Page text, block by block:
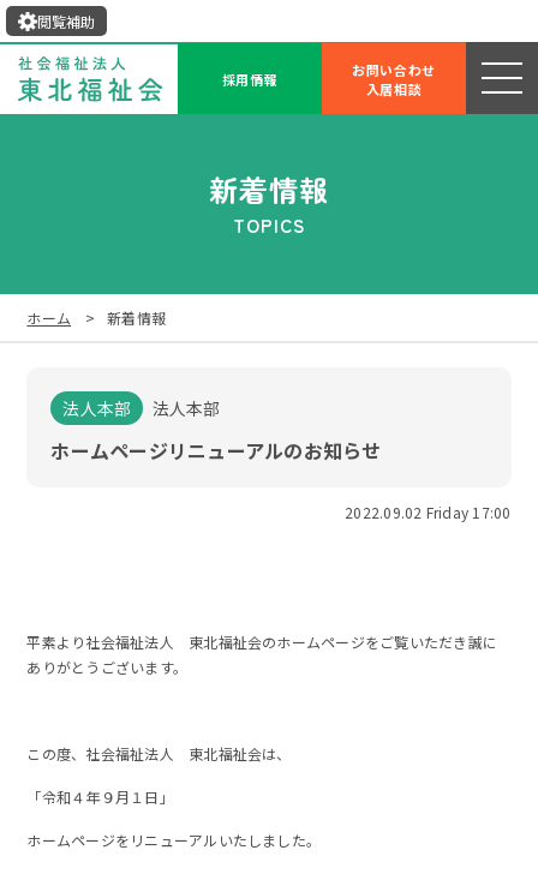
閲覧補助
採用情報
お問い合わせ
入居相談
新着情報
TOPICS
ホーム 新着情報
法人本部 法人本部
ホームページリニューアルのお知らせ
2022.09.02 Friday 17:00
平素より社会福祉法人 東北福祉会のホームページをご覧いただき誠に
ありがとうございます。
この度、社会福祉法人 東北福祉会は、
「令和４年９月１日」
ホームページをリニューアルいたしました。